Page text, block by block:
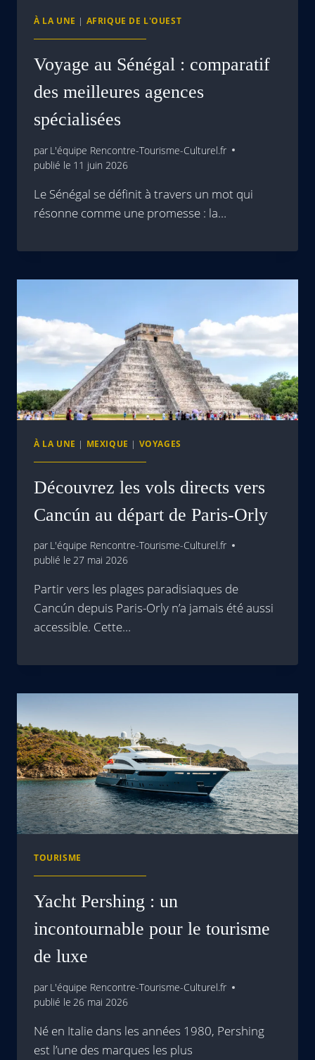
À LA UNE | AFRIQUE DE L'OUEST
Voyage au Sénégal : comparatif
des meilleures agences
spécialisées
par L'équipe Rencontre-Tourisme-Culturel.fr
publié le 11 juin 2026
Le Sénégal se définit à travers un mot qui
résonne comme une promesse : la…
À LA UNE | MEXIQUE | VOYAGES
Découvrez les vols directs vers
Cancún au départ de Paris-Orly
par L'équipe Rencontre-Tourisme-Culturel.fr
publié le 27 mai 2026
Partir vers les plages paradisiaques de
Cancún depuis Paris-Orly n’a jamais été aussi
accessible. Cette…
TOURISME
Yacht Pershing : un
incontournable pour le tourisme
de luxe
par L'équipe Rencontre-Tourisme-Culturel.fr
publié le 26 mai 2026
Né en Italie dans les années 1980, Pershing
est l’une des marques les plus